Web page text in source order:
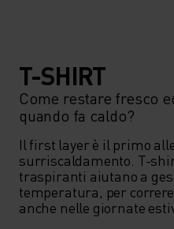
T-SHIRT
Come restare fresco
quando fa caldo?
Il first layer è il primo
surriscaldamento. T-
traspiranti aiutano a
temperatura, per
anche nelle giornate